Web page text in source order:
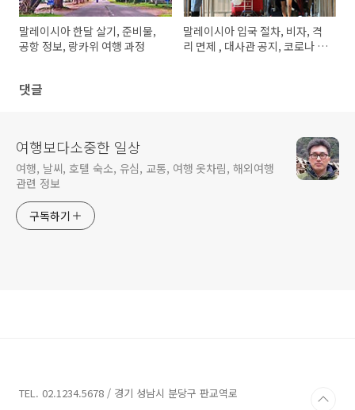
말레이시아 한달 살기, 준비물,
공항 정보, 랑카위 여행 과정
말레이시아 입국 절차, 비자, 격
리 면제 , 대사관 공지, 코로나 현
댓글
여행보다소중한 일상
여행, 날씨, 호텔 숙소, 유심, 교통, 여행 옷차림, 해외여행
관련 정보
구독하기
TEL. 02.1234.5678 / 경기 성남시 분당구 판교역로